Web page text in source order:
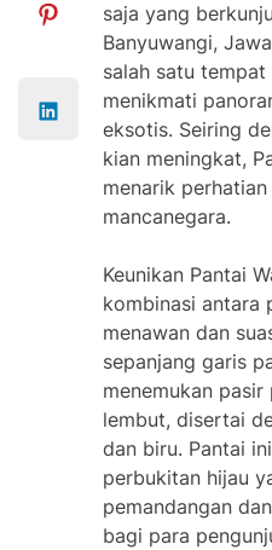
saja yang
Banyuwangi,
salah satu
menikmati
eksotis. Seiring
kian meningkat,
menarik
mancanegara.
Keunikan Pantai
kombinasi antara
menawan dan
sepanjang garis
menemukan
lembut, disertai
dan biru. Pantai
perbukitan hijau
pemandangan
bagi para